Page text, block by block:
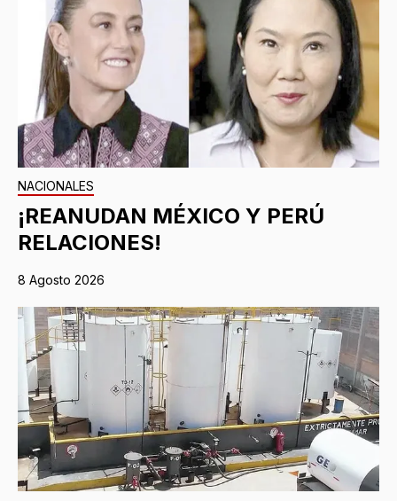
NACIONALES
¡REANUDAN MÉXICO Y PERÚ
RELACIONES!
8 Agosto 2026